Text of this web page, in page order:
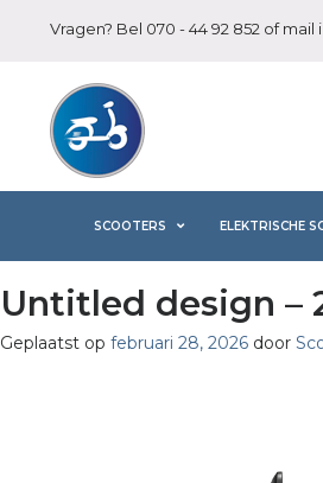
Vragen? Bel 070 - 44 92 852 of mail
SCOOTERS ELEKTRISCHE
Untitled design –
Geplaatst op februari 28, 2026 door